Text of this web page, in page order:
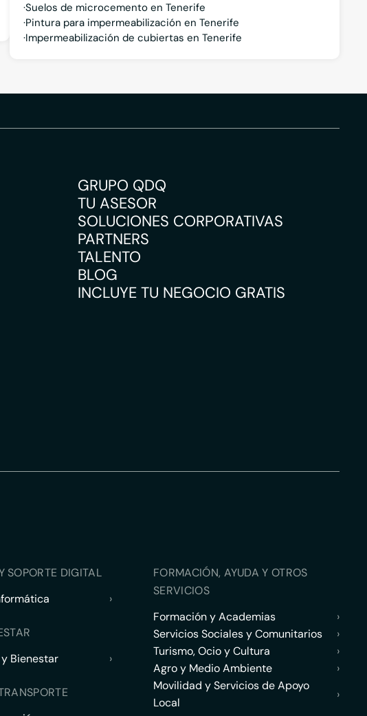
Suelos de microcemento en Tenerife
Pintura para impermeabilización en Tenerife
Impermeabilización de cubiertas en Tenerife
GRUPO QDQ
TU ASESOR
SOLUCIONES CORPORATIVAS
PARTNERS
TALENTO
BLOG
INCLUYE TU NEGOCIO GRATIS
SOPORTE DIGITAL
›
Bienestar
›
FORMACIÓN, AYUDA Y OTROS
SERVICIOS
Formación y Academias
›
Servicios Sociales y Comunitarios
›
Turismo, Ocio y Cultura
›
Agro y Medio Ambiente
›
Movilidad y Servicios de Apoyo
Local
›